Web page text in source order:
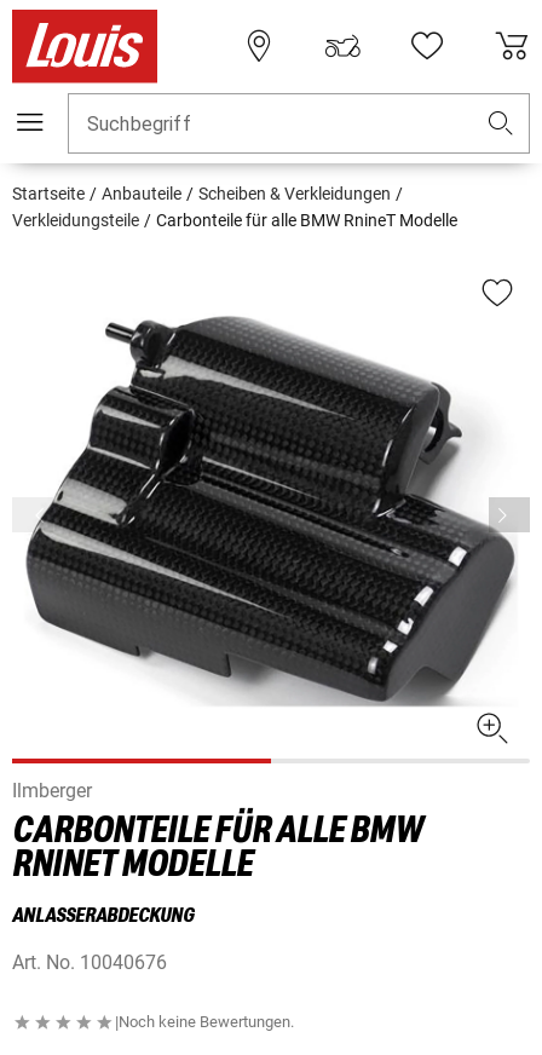
Suchbegriff
Startseite Anbauteile
Scheiben & Verkleidungen
Verkleidungsteile
Carbonteile für alle BMW RnineT Modelle
Ilmberger
CARBONTEILE FÜR ALLE BMW
RNINET MODELLE
ANLASSERABDECKUNG
Art. No. 10040676
|Noch keine Bewertungen.